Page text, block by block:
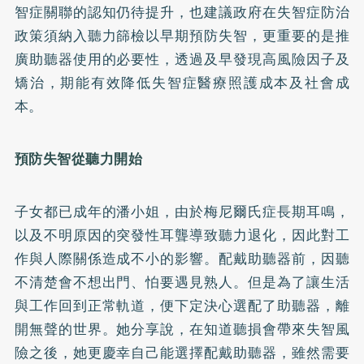
智症關聯的認知仍待提升，也建議政府在失智症防治
政策須納入聽力篩檢以早期預防失智，更重要的是推
廣助聽器使用的必要性，透過及早發現高風險因子及
矯治，期能有效降低失智症醫療照護成本及社會成
本。
預防失智從聽力開始
子女都已成年的潘小姐，由於梅尼爾氏症長期耳鳴，
以及不明原因的突發性耳聾導致聽力退化，因此對工
作與人際關係造成不小的影響。配戴助聽器前，因聽
不清楚會不想出門、怕要遇見熟人。但是為了讓生活
與工作回到正常軌道，便下定決心選配了助聽器，離
開無聲的世界。她分享說，在知道聽損會帶來失智風
險之後，她更慶幸自己能選擇配戴助聽器，雖然需要